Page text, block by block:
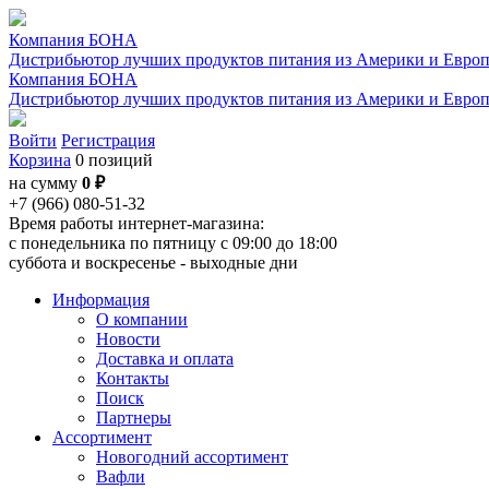
Компания БОНА
Дистрибьютор лучших продуктов питания из Америки и
Компания БОНА
Дистрибьютор лучших продуктов питания из Америки и
Войти Регистрация
Корзина 0 позиций
на сумму 0 ₽
+7 (966) 080-51-32
Время работы интернет-магазина:
с понедельника по пятницу с 09:00 до 18:00
суббота и воскресенье - выходные дни
Информация
О компании
Новости
Доставка и оплата
Контакты
Поиск
Партнеры
Ассортимент
Новогодний ассортимент
Вафли